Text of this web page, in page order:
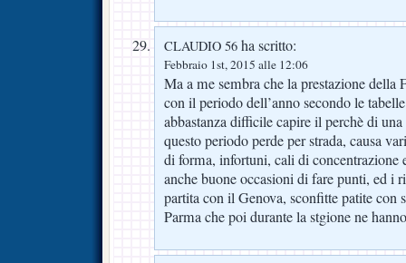
CLAUDIO 56 ha scritto:
Febbraio 1st, 2015 alle 12:06
Ma a me sembra che la prestazione della
con il periodo dell’anno secondo le
abbastanza difficile capire il perchè di
questo periodo perde per strada, causa
di forma, infortuni, cali di concentrazione
anche buone occasioni di fare punti, ed i
partita con il Genova, sconfitte patite con
Parma che poi durante la stgione ne